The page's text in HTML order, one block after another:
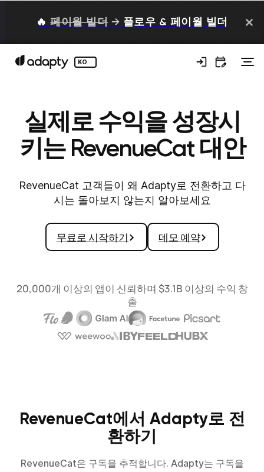
🔥페이월 빌더 → 플로우 & 페이월 빌더
KO
실제로 수익을 성장시
키는 RevenueCat 대안
RevenueCat 고객들이 왜 Adapty로 전환하고 다
시는 돌아보지 않는지 알아보세요
데모 예약
무료로 시작하기
20,000개 이상의 앱이 신뢰하며 $3.1B 이상의 수익 창
출
RevenueCat에서 Adapty로 전
환하기
RevenueCat은 구독을 추적합니다. Adapty는 구독을